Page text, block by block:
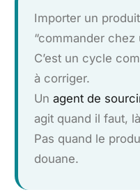
Importer un
“commander chez
C’est un cycle
à corriger.
Unagent de
agit quand il faut,
Pas quand le
douane.